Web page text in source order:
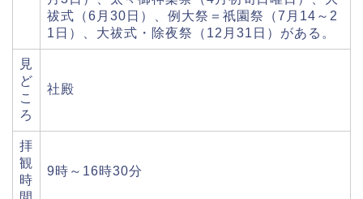
祓式（6月30日）、例大祭＝祇園祭（7月14～2
1日）、大祓式・除夜祭（12月31日）がある。
見
ど
こ
ろ
社殿
拝
観
時
9時～16時30分